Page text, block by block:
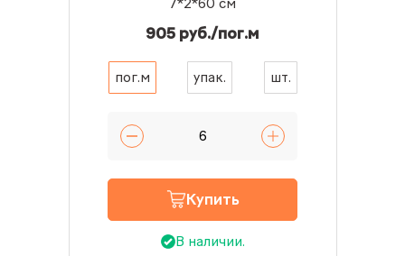
905 руб./пог.м
пог.м упак. шт.
Купить
В наличии.